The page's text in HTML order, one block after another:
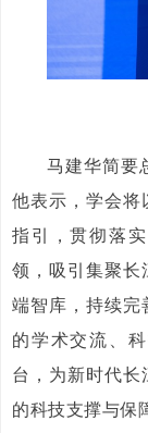
马建华简要
他表示，学会将
指引，贯彻落
领，吸引集聚长
端智库，持续完
的学术交流、
台，为新时代长
的科技支撑与保